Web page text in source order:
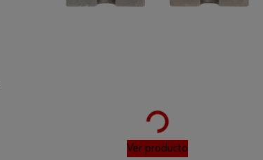
Loading...
Ver producto